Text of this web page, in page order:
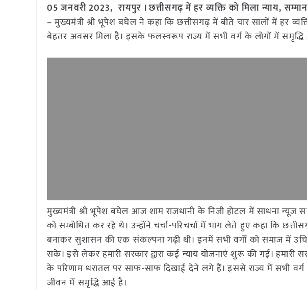
05 जनवरी 2023, रायपुर । छत्तीसगढ़ में हर व्यक्ति को मिला न्याय,
– मुख्यमंत्री श्री भूपेश बघेल ने कहा कि छत्तीसगढ़ में बीते चार सालों में हर
बेहतर अवसर मिला है। इसके फलस्वरूप राज्य में सभी वर्ग के लोगों में
मुख्यमंत्री श्री भूपेश बघेल आज शाम राजधानी के निजी होटल में साधना न्यूज समूह
को सम्बोधित कर रहे थे। उन्होंने चर्चा-परिचर्चा में भाग लेते हुए कहा कि
बनाकर सुशासन की एक संकल्पना गढ़ी थी। इनमें सभी वर्गों को समाज में
सके। इसे लेकर हमारी सरकार द्वारा कई न्याय योजनाएं शुरू की गई। हमारी
के परिणाम धरातल पर साफ-साफ दिखाई देने लगे हैं। इससे राज्य में सभी
जीवन में समृद्धि आई है।